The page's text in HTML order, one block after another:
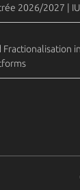
2026/2027 |
Fractionalisation